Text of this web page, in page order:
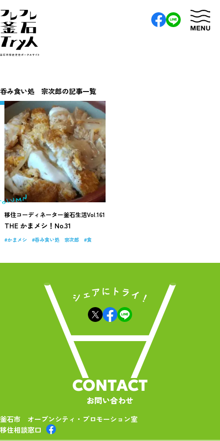
呑み食い処 宗次郎の記事一覧
移住コーディネーター釜石生活Vol.161
THE かまメシ！No.31
かまメシ 呑み食い処 宗次郎 食
CONTACT
お問い合わせ
釜石市 オープンシティ・プロモーション室
移住相談窓口